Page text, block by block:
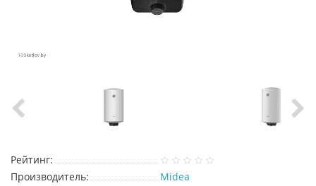
Рейтинг:
Производитель:
Midea